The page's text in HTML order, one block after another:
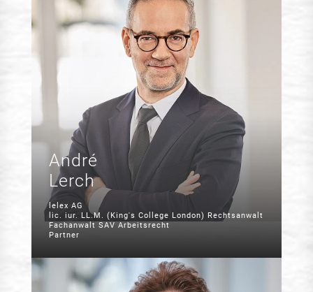
André
Lerch
lelex AG
lic. iur. LL.M. (King's College London) Rechtsanwalt
Fachanwalt SAV Arbeitsrecht
Partner